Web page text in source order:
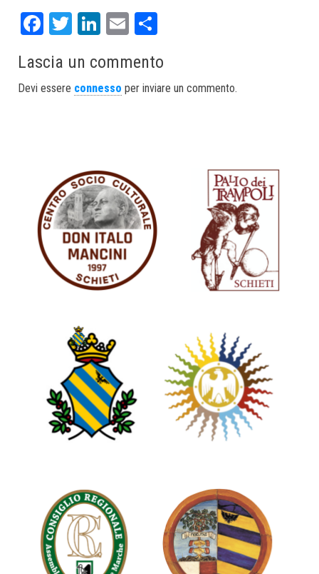
Fa
bo
ok
T
tt
er
Li
ed
In
E
ail re
Lascia un commento
Devi essere connesso per inviare un commento.